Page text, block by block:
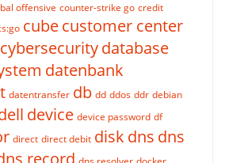
offensive counter-strike go credit
cubecustomer center
cybersecuritydatabase
datenbank
datentransfer db dd ddos ddr debian
device device password df
direct direct debit disk dns dns
record